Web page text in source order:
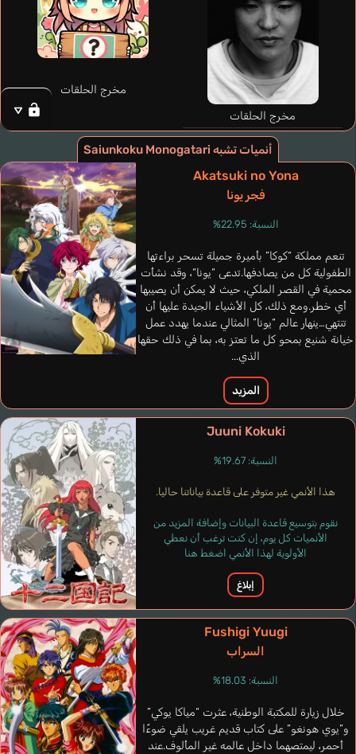
مخرج الحلقات
مخرج الحلقات
Seki Tomokazu
Okamura Akemi
Swaile Brad
Kim Il
كوري
Huang Ting Yun
المندرينية
Midorikawa Hikaru
Francis Andrew
إنجليزي
Wait Russell
إنجليزي
Kim Seung-jun
كوري
Lin Ku Chen
المندرينية
أنميات تشبه Saiunkoku Monogatari
Akatsuki no Yona
فجر يونا
النسبة: 22.95%
تنعم مملكة “كوكا” بأميرة جميلة تسحر براءتها
الطفولية كل من يصادفها.تدعى “يونا“، وقد نشأت
محمية في القصر الملكي، حيث لا يمكن أن يصيبها
أي خطر.ومع ذلك، كل الأشياء الجيدة عليها أن
تنتهي…ينهار عالم “يونا” المثالي عندما يهدد عمل
خيانة شنيع بمحو كل ما تعتز به، بما في ذلك حقها
الذي...
المزيد
Juuni Kokuki
النسبة: 19.67%
هذا الأنمي غير متوفر على قاعدة بياناتنا حاليا.
نقوم بتوسيع قاعدة البيانات وإضافة المزيد من
الأنميات كل يوم، إن كنت ترغب أن نعطي
الأولوية لهذا الأنمي اضغط هنا
إبلاغ
Fushigi Yuugi
السراب
النسبة: 18.03%
خلال زيارة للمكتبة الوطنية، عثرت “مياكا يوكي”
و”يوي هونغو” على كتاب قديم غريب يلقي ضوءًا
أحمر، ليمتصهما داخل عالمه غير المألوف.عند